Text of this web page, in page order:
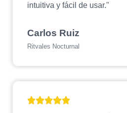
intuitiva y fácil de usar."
Carlos Ruiz
Ritvales Nocturnal